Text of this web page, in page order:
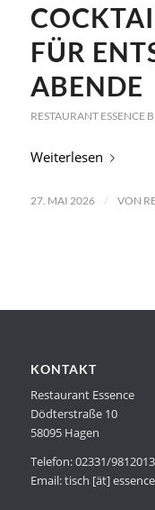
FÜR
ABENDE
RESTAURANT ESSENCE
Weiterlesen
27. MAI 2026 / VON
KONTAKT
Restaurant Essence
Dödterstraße 10
58095 Hagen
Telefon: 02331/9812013
Email: tisch [ät]